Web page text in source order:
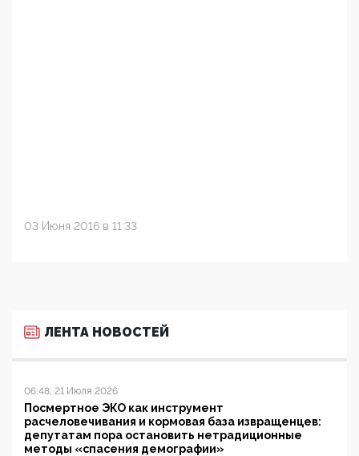
03 Июня 2016 в 11:33
ЛЕНТА НОВОСТЕЙ
06:48, 21 Июля 2026
Посмертное ЭКО как инструмент
расчеловечивания и кормовая база извращенцев:
депутатам пора остановить нетрадиционные
методы «спасения демографии»